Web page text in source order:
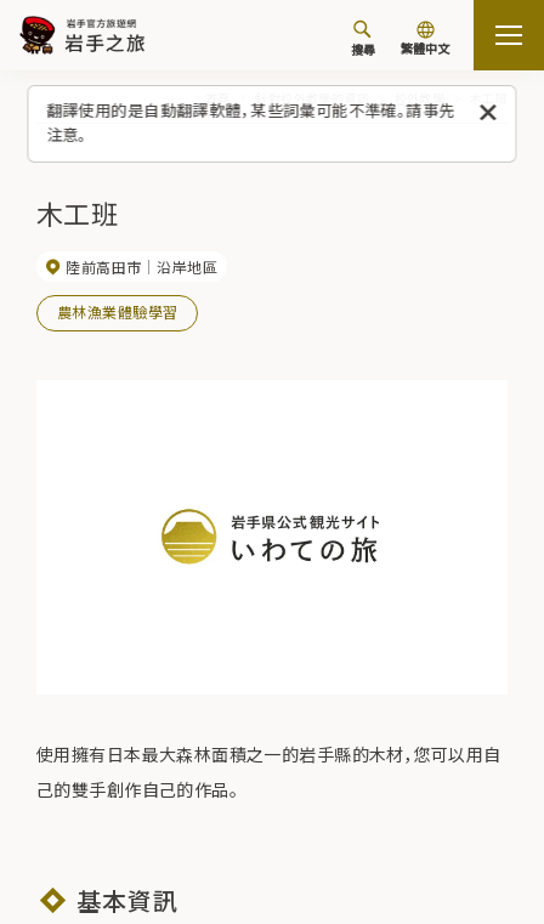
翻譯使用的是自動翻譯軟體，某些詞彙可能不準確。請事先
注意。
搜尋 繁體中文
首頁
木工班
陸前高田市 沿岸地區
農林漁業體驗學習
使用擁有日本最大森林面積之一的岩手縣的木材，您可以用自
己的雙手創作自己的作品。
基本資訊